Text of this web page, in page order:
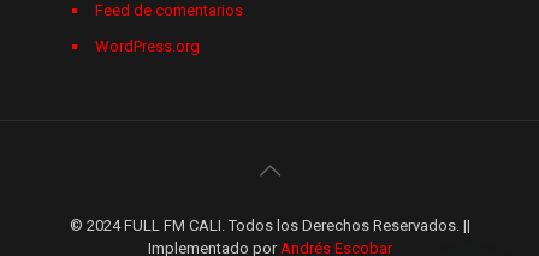
Feed de comentarios
WordPress.org
© 2024 FULL FM CALI. Todos los Derechos Reservados. ||
Implementado porAndrés Escobar